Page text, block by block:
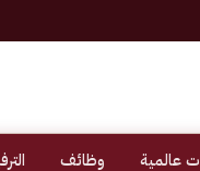
عالمية وظائف